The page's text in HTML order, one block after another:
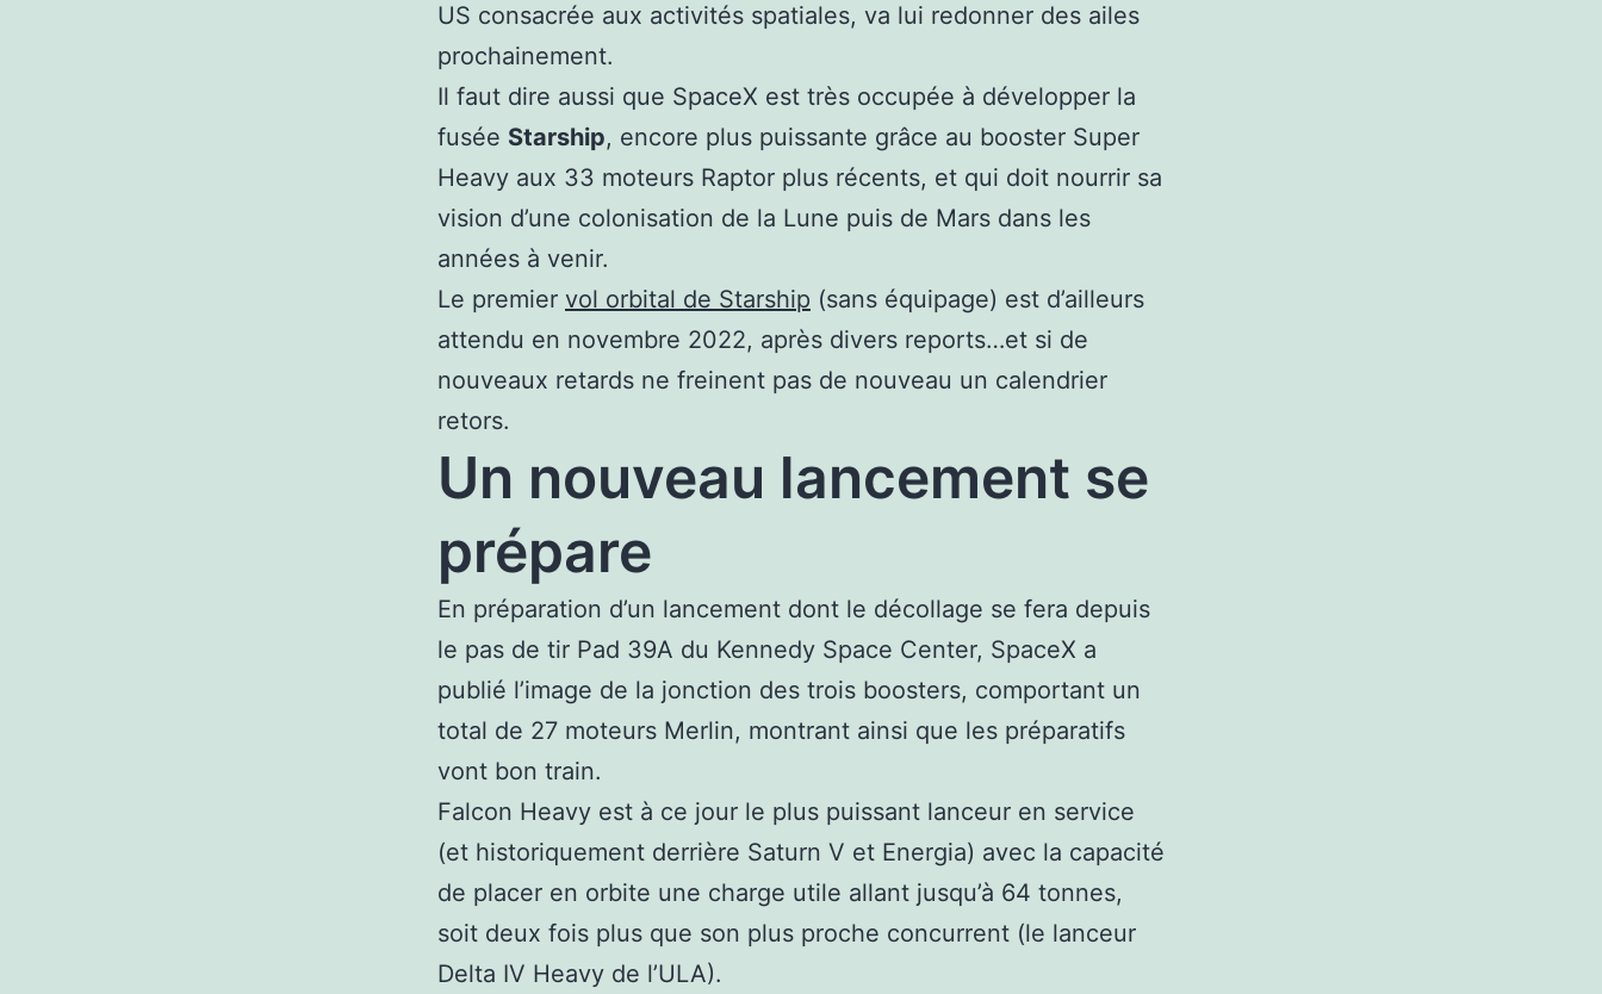
US consacrée aux activités spatiales, va lui redonner des ailes
prochainement.
Il faut dire aussi que SpaceX est très occupée à développer la
fusée Starship, encore plus puissante grâce au booster Super
Heavy aux 33 moteurs Raptor plus récents, et qui doit nourrir sa
vision d’une colonisation de la Lune puis de Mars dans les
années à venir.
Le premier vol orbital de Starship (sans équipage) est d’ailleurs
attendu en novembre 2022, après divers reports…et si de
nouveaux retards ne freinent pas de nouveau un calendrier
retors.
Un nouveau lancement se
prépare
En préparation d’un lancement dont le décollage se fera depuis
le pas de tir Pad 39A du Kennedy Space Center, SpaceX a
publié l’image de la jonction des trois boosters, comportant un
total de 27 moteurs Merlin, montrant ainsi que les préparatifs
vont bon train.
Falcon Heavy est à ce jour le plus puissant lanceur en service
(et historiquement derrière Saturn V et Energia) avec la capacité
de placer en orbite une charge utile allant jusqu’à 64 tonnes,
soit deux fois plus que son plus proche concurrent (le lanceur
Delta IV Heavy de l’ULA).